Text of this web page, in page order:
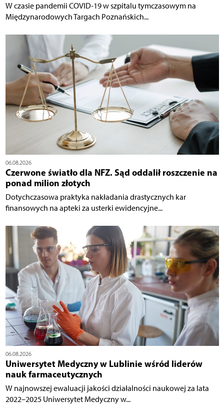
W czasie pandemii COVID-19 w szpitalu tymczasowym na
Międzynarodowych Targach Poznańskich...
06.08.2026
Czerwone światło dla NFZ. Sąd oddalił roszczenie na
ponad milion złotych
Dotychczasowa praktyka nakładania drastycznych kar
finansowych na apteki za usterki ewidencyjne...
06.08.2026
Uniwersytet Medyczny w Lublinie wśród liderów
nauk farmaceutycznych
W najnowszej ewaluacji jakości działalności naukowej za lata
2022–2025 Uniwersytet Medyczny w...